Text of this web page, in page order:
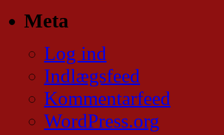
Meta
Log ind
Indlægsfeed
Kommentarfeed
WordPress.org